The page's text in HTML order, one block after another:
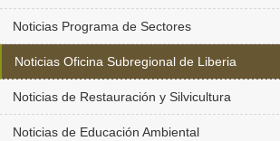
Noticias Programa de Sectores
Noticias Oficina Subregional de Liberia
Noticias de Restauración y Silvicultura
Noticias de Educación Ambiental